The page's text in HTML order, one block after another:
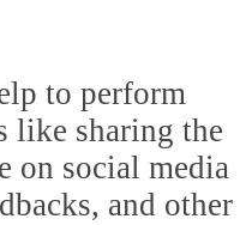
to perform
like sharing the
on social media
and other